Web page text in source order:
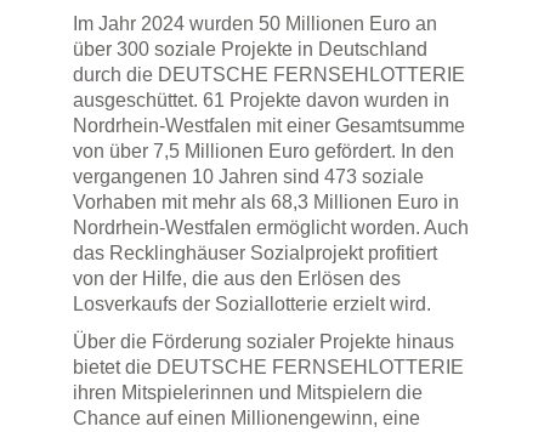
Im Jahr 2024 wurden 50 Millionen Euro an
über 300 soziale Projekte in Deutschland
durch die DEUTSCHE FERNSEHLOTTERIE
ausgeschüttet. 61 Projekte davon wurden in
Nordrhein-Westfalen mit einer Gesamtsumme
von über 7,5 Millionen Euro gefördert. In den
vergangenen 10 Jahren sind 473 soziale
Vorhaben mit mehr als 68,3 Millionen Euro in
Nordrhein-Westfalen ermöglicht worden. Auch
das Recklinghäuser Sozialprojekt profitiert
von der Hilfe, die aus den Erlösen des
Losverkaufs der Soziallotterie erzielt wird.
Über die Förderung sozialer Projekte hinaus
bietet die DEUTSCHE FERNSEHLOTTERIE
ihren Mitspielerinnen und Mitspielern die
Chance auf einen Millionengewinn, eine